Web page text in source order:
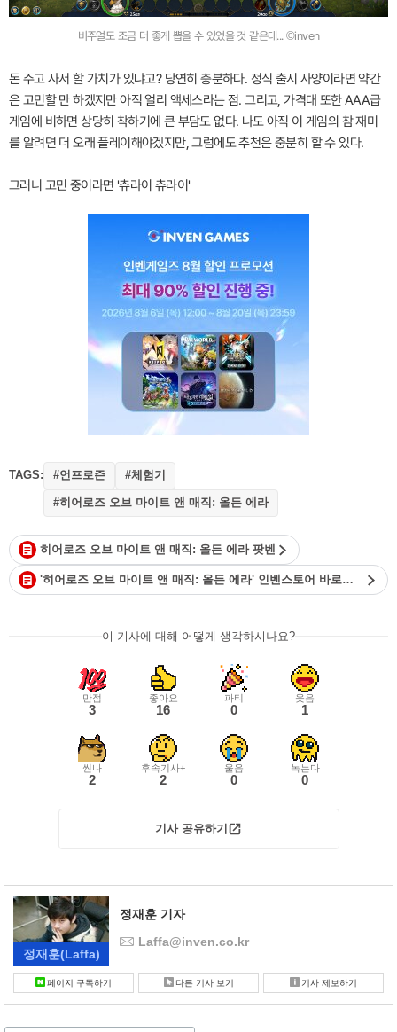
비주얼도 조금 더 좋게 뽑을 수 있었을 것 같은데... ©inven
돈 주고 사서 할 가치가 있냐고? 당연히 충분하다. 정식 출시 사양이라면 약간
은 고민할 만 하겠지만 아직 얼리 액세스라는 점. 그리고, 가격대 또한 AAA급
게임에 비하면 상당히 착하기에 큰 부담도 없다. 나도 아직 이 게임의 참 재미
를 알려면 더 오래 플레이해야겠지만, 그럼에도 추천은 충분히 할 수 있다.
그러니 고민 중이라면 '츄라이 츄라이'
TAGS: #언프로즌 #체험기
#히어로즈 오브 마이트 앤 매직: 올든 에라
히어로즈 오브 마이트 앤 매직: 올든 에라 팟벤
'히어로즈 오브 마이트 앤 매직: 올든 에라' 인벤스토어 바로가기
이 기사에 대해 어떻게 생각하시나요?
만점
3
좋아요
16
파티
0
웃음
1
씬나
2
후속기사+
2
울음
0
녹는다
0
기사 공유하기
정재훈(Laffa)
정재훈 기자
Laffa@inven.co.kr
페이지 구독하기 다른 기사 보기 기사 제보하기